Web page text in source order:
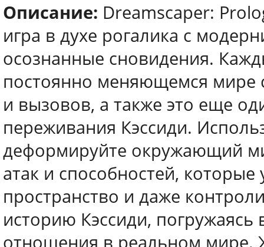
Описание: Dreamscaper:
игра в духе рогалика с
осознанные сновидения.
постоянно меняющемся мире
и вызовов, а также это еще
переживания Кэссиди.
деформируйте окружающий
атак и способностей,
пространство и даже
историю Кэссиди, погружаясь
отношения в реальном